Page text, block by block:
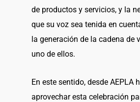
de productos y servicios, y la
que su voz sea tenida en
la generación de la cadena de
uno de ellos.
En este sentido, desde AEPLA
aprovechar esta celebración